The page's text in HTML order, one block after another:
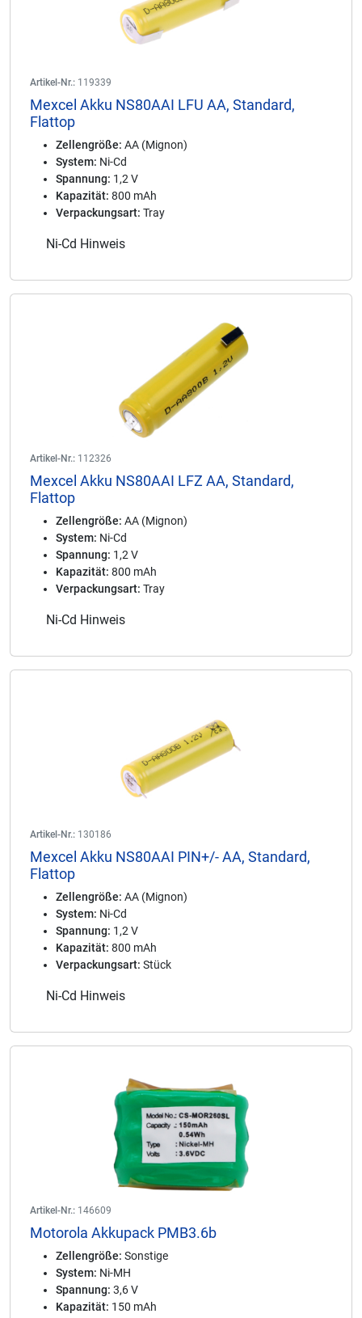
Artikel-Nr.: 119339
Mexcel Akku NS80AAI LFU AA, Standard,
Flattop
Zellengröße: AA (Mignon)
System: Ni-Cd
Spannung: 1,2 V
Kapazität: 800 mAh
Verpackungsart: Tray
Ni-Cd Hinweis
Artikel-Nr.: 112326
Mexcel Akku NS80AAI LFZ AA, Standard,
Flattop
Zellengröße: AA (Mignon)
System: Ni-Cd
Spannung: 1,2 V
Kapazität: 800 mAh
Verpackungsart: Tray
Ni-Cd Hinweis
Artikel-Nr.: 130186
Mexcel Akku NS80AAI PIN+/- AA, Standard,
Flattop
Zellengröße: AA (Mignon)
System: Ni-Cd
Spannung: 1,2 V
Kapazität: 800 mAh
Verpackungsart: Stück
Ni-Cd Hinweis
Artikel-Nr.: 146609
Motorola Akkupack PMB3.6b
Zellengröße: Sonstige
System: Ni-MH
Spannung: 3,6 V
Kapazität: 150 mAh